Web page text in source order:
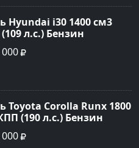
Hyundai i30 1400 см3
л.с.) Бензин
в Кропоткин: цвет
2011 года по
Toyota Corolla Runx 1800
(190 л.с.) Бензин
в Тихорецк: цвет
2002 года по